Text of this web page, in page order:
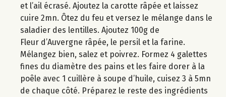
et l’ail écrasé. Ajoutez la carotte râpée et laissez
cuire 2mn. Ôtez du feu et versez le mélange dans le
saladier des lentilles. Ajoutez 100g de
Fleur d’Auvergne râpée, le persil et la farine.
Mélangez bien, salez et poivrez. Formez 4 galettes
fines du diamètre des pains et les faire dorer à la
poêle avec 1 cuillère à soupe d’huile, cuisez 3 à 5mn
de chaque côté. Préparez le reste des ingrédients